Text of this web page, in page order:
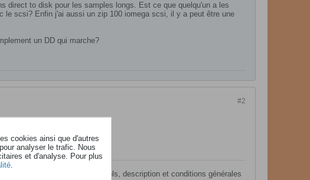
direct to disk pour les samples longs. Est ce que quelqu'un a les
le scsi? Enfin j'ai aussi un zip 100 iomega scsi, il y a peut être une
un DD qui marche?
#2
forum.
/Camelot Pro/John Melas tools, description et conditions générales
cookies ainsi que d'autres
analyser le trafic. Nous
et d'analyse. Pour plus
.